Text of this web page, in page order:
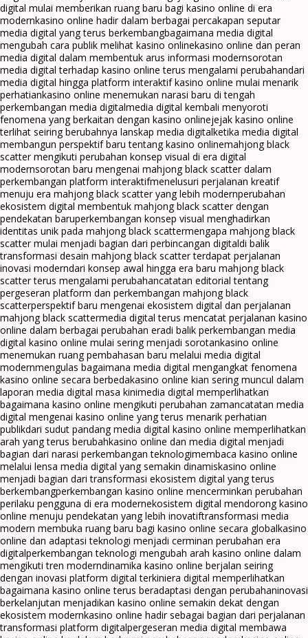
digital mulai memberikan ruang baru bagi kasino online di era
modernkasino online hadir dalam berbagai percakapan seputar
media digital yang terus berkembangbagaimana media digital
mengubah cara publik melihat kasino onlinekasino online dan peran
media digital dalam membentuk arus informasi modernsorotan
media digital terhadap kasino online terus mengalami perubahandari
media digital hingga platform interaktif kasino online mulai menarik
perhatiankasino online menemukan narasi baru di tengah
perkembangan media digitalmedia digital kembali menyoroti
fenomena yang berkaitan dengan kasino onlinejejak kasino online
terlihat seiring berubahnya lanskap media digitalketika media digital
membangun perspektif baru tentang kasino onlinemahjong black
scatter mengikuti perubahan konsep visual di era digital
modernsorotan baru mengenai mahjong black scatter dalam
perkembangan platform interaktifmenelusuri perjalanan kreatif
menuju era mahjong black scatter yang lebih modernperubahan
ekosistem digital membentuk mahjong black scatter dengan
pendekatan baruperkembangan konsep visual menghadirkan
identitas unik pada mahjong black scattermengapa mahjong black
scatter mulai menjadi bagian dari perbincangan digitaldi balik
transformasi desain mahjong black scatter terdapat perjalanan
inovasi moderndari konsep awal hingga era baru mahjong black
scatter terus mengalami perubahancatatan editorial tentang
pergeseran platform dan perkembangan mahjong black
scatterperspektif baru mengenai ekosistem digital dan perjalanan
mahjong black scattermedia digital terus mencatat perjalanan kasino
online dalam berbagai perubahan eradi balik perkembangan media
digital kasino online mulai sering menjadi sorotankasino online
menemukan ruang pembahasan baru melalui media digital
modernmengulas bagaimana media digital mengangkat fenomena
kasino online secara berbedakasino online kian sering muncul dalam
laporan media digital masa kinimedia digital memperlihatkan
bagaimana kasino online mengikuti perubahan zamancatatan media
digital mengenai kasino online yang terus menarik perhatian
publikdari sudut pandang media digital kasino online memperlihatkan
arah yang terus berubahkasino online dan media digital menjadi
bagian dari narasi perkembangan teknologimembaca kasino online
melalui lensa media digital yang semakin dinamiskasino online
menjadi bagian dari transformasi ekosistem digital yang terus
berkembangperkembangan kasino online mencerminkan perubahan
perilaku pengguna di era modernekosistem digital mendorong kasino
online menuju pendekatan yang lebih inovatiftransformasi media
modern membuka ruang baru bagi kasino online secara globalkasino
online dan adaptasi teknologi menjadi cerminan perubahan era
digitalperkembangan teknologi mengubah arah kasino online dalam
mengikuti tren moderndinamika kasino online berjalan seiring
dengan inovasi platform digital terkiniera digital memperlihatkan
bagaimana kasino online terus beradaptasi dengan perubahaninovasi
berkelanjutan menjadikan kasino online semakin dekat dengan
ekosistem modernkasino online hadir sebagai bagian dari perjalanan
transformasi platform digitalpergeseran media digital membawa